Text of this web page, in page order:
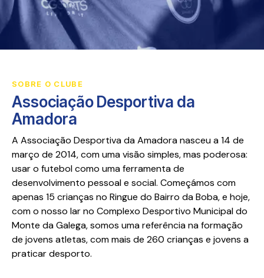
SOBRE O CLUBE
Associação Desportiva da
Amadora
A Associação Desportiva da Amadora nasceu a 14 de
março de 2014, com uma visão simples, mas poderosa:
usar o futebol como uma ferramenta de
desenvolvimento pessoal e social. Começámos com
apenas 15 crianças no Ringue do Bairro da Boba, e hoje,
com o nosso lar no Complexo Desportivo Municipal do
Monte da Galega, somos uma referência na formação
de jovens atletas, com mais de 260 crianças e jovens a
praticar desporto.